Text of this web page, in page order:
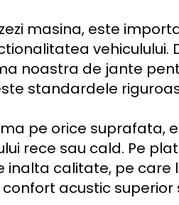
masina, este
vehiculului.
noastra de jante
standardele
pe orice suprafata,
rece sau cald. Pe
calitate, pe care
acustic